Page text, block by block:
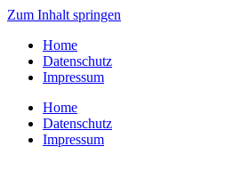
Zum Inhalt springen
Home
Datenschutz
Impressum
Home
Datenschutz
Impressum